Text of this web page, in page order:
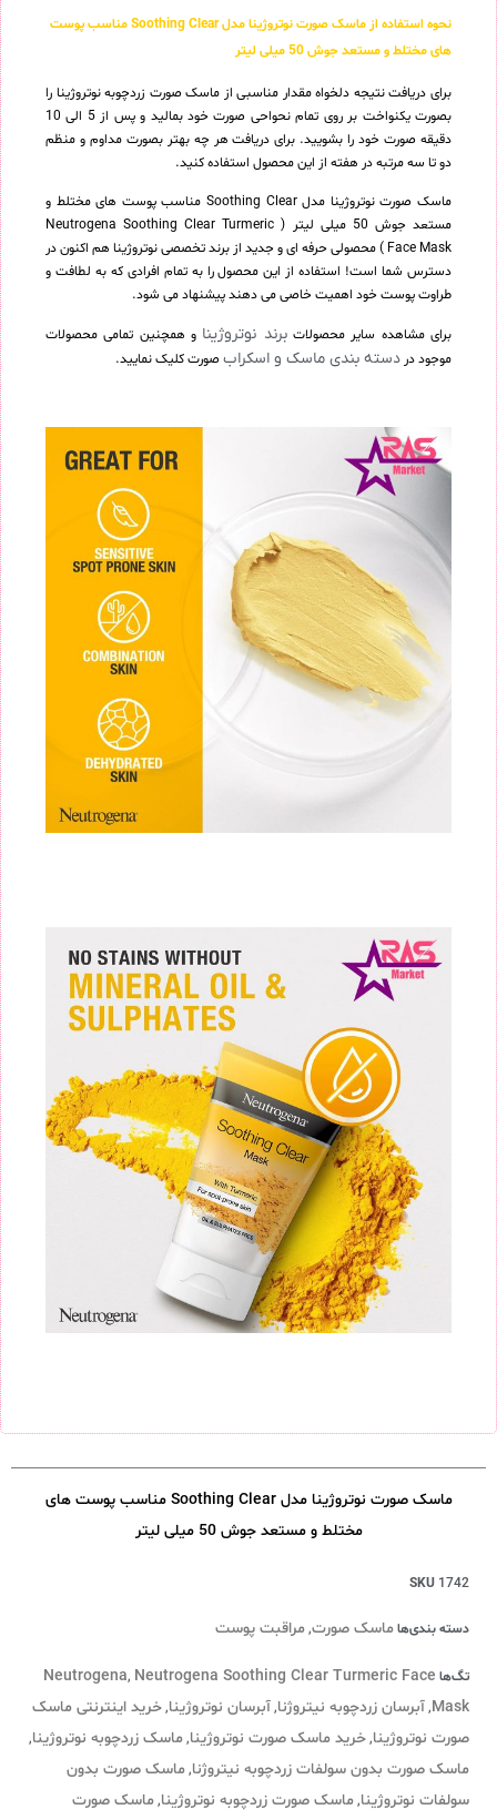
نحوه استفاده از ماسک صورت نوتروژینا مدل Soothing Clear مناسب پوست
های مختلط و مستعد جوش 50 میلی لیتر
برای دریافت نتیجه دلخواه مقدار مناسبی از ماسک صورت زردچوبه نوتروژینا را
بصورت یکنواخت بر روی تمام نحواحی صورت خود بمالید و پس از 5 الی 10
دقیقه صورت خود را بشویید. برای دریافت هر چه بهتر بصورت مداوم و منظم
دو تا سه مرتبه در هفته از این محصول استفاده کنید.
ماسک صورت نوتروژینا مدل Soothing Clear مناسب پوست های مختلط و
مستعد جوش 50 میلی لیتر ( Neutrogena Soothing Clear Turmeric
Face Mask ) محصولی حرفه ای و جدید از برند تخصصی نوتروژینا هم اکنون در
دسترس شما است! استفاده از این محصول را به تمام افرادی که به لطافت و
طراوت پوست خود اهمیت خاصی می دهند پیشنهاد می شود.
برای مشاهده سایر محصولاتبرند نوتروژینا و همچنین تمامی محصولات
موجود در دسته بندی ماسک و اسکراب صورت کلیک نمایید.
ماسک صورت نوتروژینا مدل Soothing Clear مناسب پوست های
مختلط و مستعد جوش 50 میلی لیتر
SKU 1742
دسته بندی‌هاماسک صورت,مراقبت پوست
تگ‌ها Neutrogena, Neutrogena Soothing Clear Turmeric Face
Mask
,آبرسان زردچوبه نیتروژنا,آبرسان نوتروژینا,خرید اینترنتی ماسک
صورت نوتروژینا,خرید ماسک صورت نوتروژینا,ماسک زردچوبه نوتروژینا,
ماسک صورت بدون سولفات زردچوبه نیتروژنا,ماسک صورت بدون
سولفات نوتروژینا,ماسک صورت زردچوبه نوتروژینا,ماسک صورت